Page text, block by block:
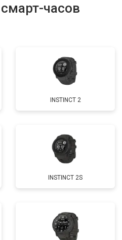
часов
INSTINCT 2
INSTINCT 2S